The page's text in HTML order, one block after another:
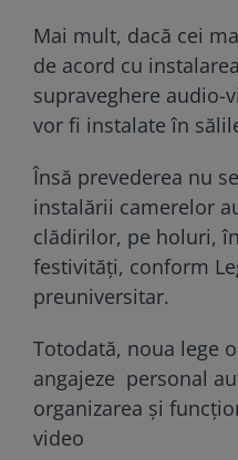
Mai mult, dacă cei
de acord cu
supraveghere audio-
vor fi instalate în
Însă prevederea nu
instalării camerelor
clădirilor, pe holuri,
festivități, conform
preuniversitar.
Totodată, noua lege
angajeze personal
organizarea și
video